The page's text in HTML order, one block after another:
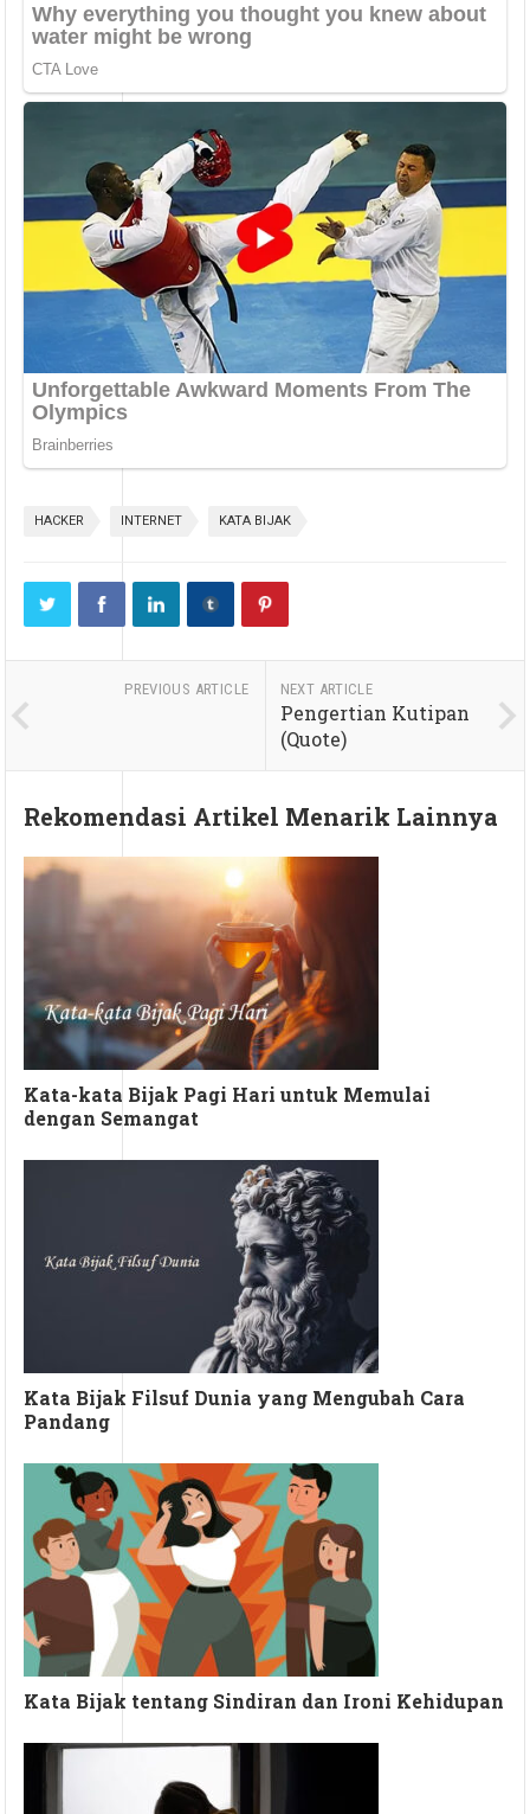
HACKER INTERNET KATA BIJAK
PREVIOUS ARTICLE NEXT ARTICLE
Pengertian Kutipan
(Quote)
Rekomendasi Artikel Menarik Lainnya
Kata-kata Bijak Pagi Hari untuk Memulai
dengan Semangat
Kata Bijak Filsuf Dunia yang Mengubah Cara
Pandang
Kata Bijak tentang Sindiran dan Ironi Kehidupan